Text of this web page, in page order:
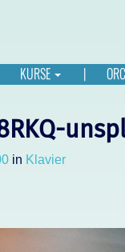
KURSE
in Klavier